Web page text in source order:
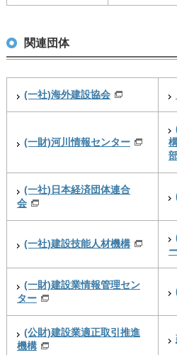
関連団体
(一社)海外建設協会
(一財)河川情報センター
(一社)日本経済団体連合
会
(一社)建設技能人材機構
(一財)建設業情報管理セン
ター
(公財)建設業適正取引推進
機構